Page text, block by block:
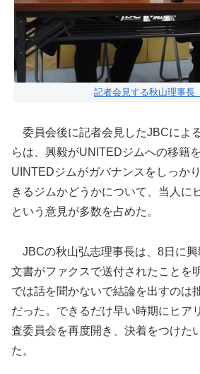
記者会見する秋山理事長
委員会後に記者会見したJBCによ
らは、興毅がUNITEDジムへの移籍
UINTEDジムがガバナンスをしっか
きるジムかどうかについて、当人に
という意見が多数を占めた。
JBCの秋山弘志理事長は、8日に
文書がファクスで送付されたことを
では話を聞かないで結論を出すのは
だった。できるだけ早い時期にヒア
査委員会を再度開き、決着をつけた
た。